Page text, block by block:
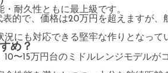
耐久性ともに最上級です。
的で、価格は20万円を超えますが、
にも対応できる堅牢な作りとなって
め？
〜15万円台のミドルレンジモデルが